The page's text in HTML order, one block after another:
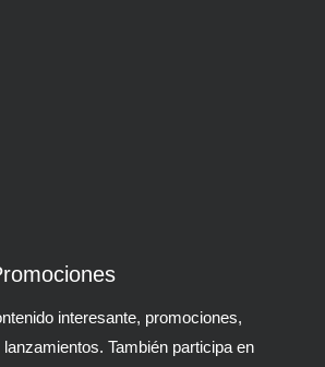
interesante, promociones,
También participa en